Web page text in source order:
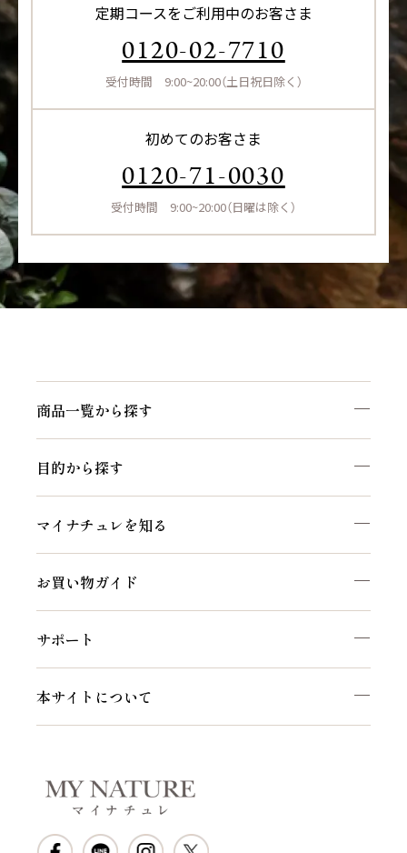
定期コースをご利用中のお客さま
0120-02-7710
受付時間 9:00~20:00（土日祝日除く）
初めてのお客さま
0120-71-0030
受付時間 9:00~20:00（日曜は除く）
商品一覧から探す
目的から探す
マイナチュレを知る
お買い物ガイド
サポート
本サイトについて